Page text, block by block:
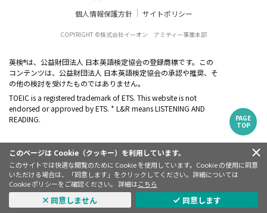
このページは Cookie（クッキー）を利用しています。
このサイトでは快適な閲覧のために Cookie を使用しています。Cookie の使用に同意
いただける場合は、「同意します」をクリックしてください。詳細については
Cookie ポリシーをご確認ください。 詳細はこちら
同意しません 同意します
PAGE
TOP
個人情報保護方針
サイトポリシー
COPYRIGHT ©株式会社イーオン アミティー事業本部
英検®は、公益財団法人 日本英語検定協会の登録商標です。この
コンテンツは、公益財団法人 日本英語検定協会の承認や推奨、そ
の他の検討を受けたものではありません。
TOEIC is a registered trademark of ETS. This website is not
endorsed or approved by ETS. * L&R means LISTENING AND
READING.